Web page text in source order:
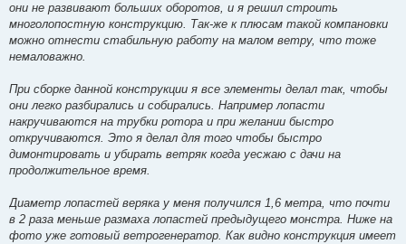
они не развивают больших оборотов, и я решил строить
многолопостную конструкцию. Так-же к плюсам такой компановки
можно отнести стабильную работу на малом ветру, что тоже
немаловажно.
При сборке данной конструкции я все элементы делал так, чтобы
они легко разбирались и собирались. Например лопасти
накручиваются на трубки ротора и при желании быстро
откручиваются. Это я делал для того чтобы быстро
димонтировать и убирать ветряк когда уесжаю с дачи на
продолжительное время.
Диаметр лопастей веряка у меня получился 1,6 метра, что почти
в 2 раза меньше размаха лопастей предыдущего монстра. Ниже на
фото уже готовый ветрогенератор. Как видно конструкция имеет